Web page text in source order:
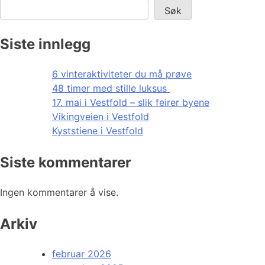
Søk
Siste innlegg
6 vinteraktiviteter du må prøve
48 timer med stille luksus
17. mai i Vestfold – slik feirer byene
Vikingveien i Vestfold
Kyststiene i Vestfold
Siste kommentarer
Ingen kommentarer å vise.
Arkiv
februar 2026